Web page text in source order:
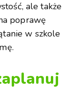
ale także
poprawę
w szkole